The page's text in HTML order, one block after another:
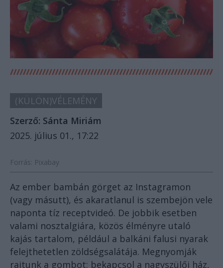
(KÜLÖN)VÉLEMÉNY
Szerző: Sánta Miriám
2025. július 01., 17:22
Forrás: Pixabay
Az ember bambán görget az Instagramon
(vagy másutt), és akaratlanul is szembejön vele
naponta tíz receptvideó. De jobbik esetben
valami nosztalgiára, közös élményre utaló
kajás tartalom, például a balkáni falusi nyarak
felejthetetlen zöldségsalátája. Megnyomják
rajtunk a gombot: bekapcsol a nagyszülői ház,